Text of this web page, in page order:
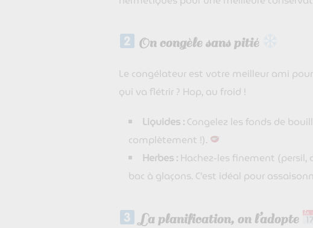
On congèle sans pitié
Le congélateur est votre meilleur ami
qui va flétrir ? Hop, au froid !
Liquides : Congelez les fonds de
complètement !).
Herbes : Hachez-les finement (persil,
bac à glaçons. C’est idéal pour
La planification, on l’adopte